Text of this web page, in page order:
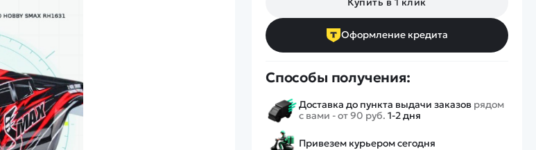
Оформление кредита
Способы получения:
Доставка до пункта выдачи заказов рядом
с вами - от 90 руб. 1-2 дня
Привезем курьером сегодня
Заказать звонок
Спецтехника
Конструкторы